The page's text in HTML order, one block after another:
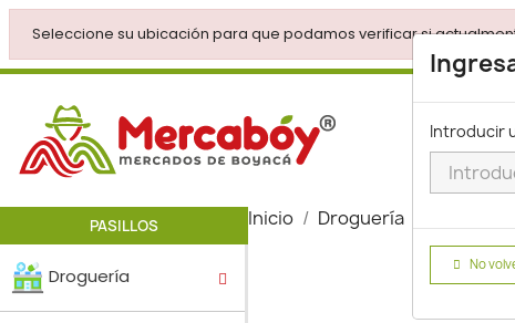
Seleccione su ubicación para que podamos verificar si
Introducir
No
PASILLOS
Droguería
Inicio Droguería